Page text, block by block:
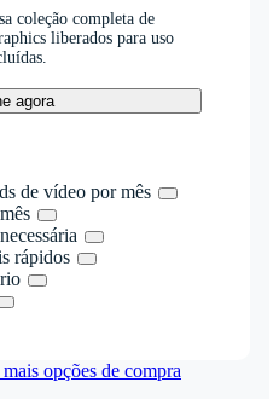
coleção completa de
liberados para uso
agora
de vídeo por mês
rápidos
opções de compra